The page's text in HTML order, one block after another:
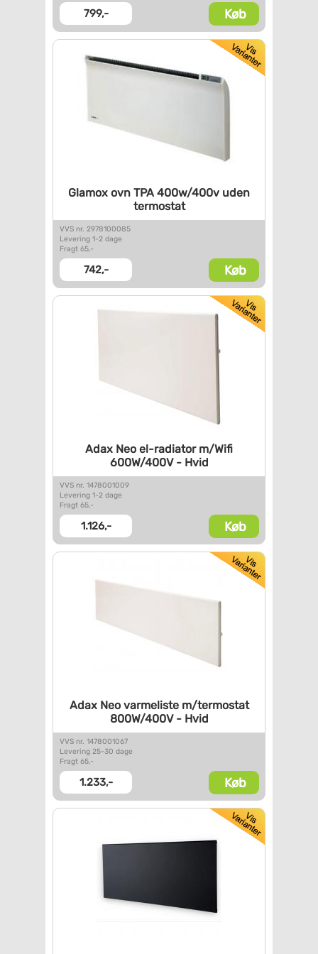
799,- Køb
Glamox ovn TPA 400w/400v uden
termostat
VVS nr. 2978100085
Levering 1-2 dage
Fragt 65,-
742,- Køb
Adax Neo el-radiator m/Wifi
600W/400V - Hvid
VVS nr. 1478001009
Levering 1-2 dage
Fragt 65,-
1.126,- Køb
Adax Neo varmelistem/termostat
800W/400V - Hvid
VVS nr. 1478001067
Levering 25-30 dage
Fragt 65,-
1.233,- Køb